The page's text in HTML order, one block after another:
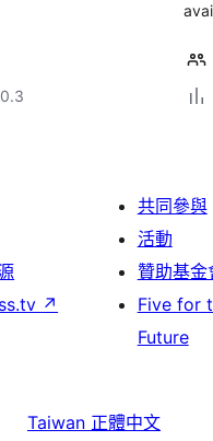
↗
共同參與
活動
贊助基金
Five for
Future
Taiwan 正體中文